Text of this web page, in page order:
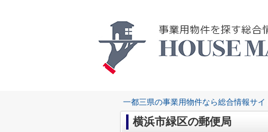
一都三県の事業用物件なら総合情報サ
横浜市緑区の郵便局